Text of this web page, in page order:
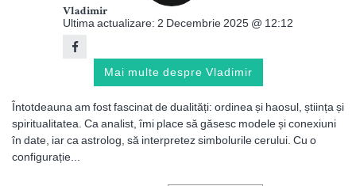
Vladimir
Ultima actualizare: 2 Decembrie 2025 @ 12:12
Mai multe despre Vladimir
Întotdeauna am fost fascinat de dualități: ordinea și haosul, știința și
spiritualitatea. Ca analist, îmi place să găsesc modele și conexiuni
în date, iar ca astrolog, să interpretez simbolurile cerului. Cu o
configurație...